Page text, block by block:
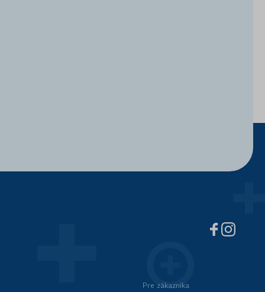
Pre zákazníka